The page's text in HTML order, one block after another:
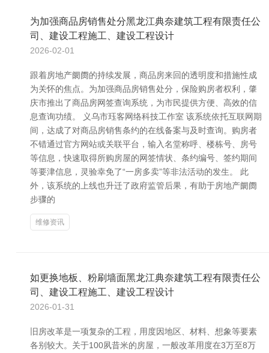
为加强商品房销售处分黑龙江典奈建筑工程有限责任公
司、建设工程施工、建设工程设计
2026-02-01
跟着房地产阛阓的持续发展，商品房来回的透明度和措施性成
为关怀的焦点。为加强商品房销售处分，保险购房者权利，肇
庆市推出了商品房网签查询系统，为市民提供方便、高效的信
息查询功绩。 义乌市珏客网络科技工作室 该系统依托互联网期
间，达成了对商品房销售条约的在线备案与及时查询。购房者
不错通过官方网站或关联平台，输入名堂称呼、楼栋号、房号
等信息，快速取得所购房屋的网签情状、条约编号、签约期间
等要津信息，灵验幸免了“一房多卖”等非法活动的发生。 此
外，该系统的上线也升迁了政府监管后果，有助于房地产阛阓
步骤的
维修资讯
如更换地板、粉刷墙面黑龙江典奈建筑工程有限责任公
司、建设工程施工、建设工程设计
2026-01-31
旧房改革是一项复杂的工程，用度因地区、材料、想象等要素
各别较大。关于100夙昔米的房屋，一般改革用度在3万至8万